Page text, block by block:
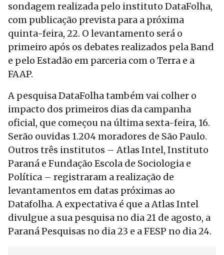
sondagem realizada pelo instituto DataFolha,
com publicação prevista para a próxima
quinta-feira, 22. O levantamento será o
primeiro após os debates realizados pela Band
e pelo Estadão em parceria com o Terra e a
FAAP.
A pesquisa DataFolha também vai colher o
impacto dos primeiros dias da campanha
oficial, que começou na última sexta-feira, 16.
Serão ouvidas 1.204 moradores de São Paulo.
Outros três institutos – Atlas Intel, Instituto
Paraná e Fundação Escola de Sociologia e
Política – registraram a realização de
levantamentos em datas próximas ao
Datafolha. A expectativa é que a Atlas Intel
divulgue a sua pesquisa no dia 21 de agosto, a
Paraná Pesquisas no dia 23 e a FESP no dia 24.